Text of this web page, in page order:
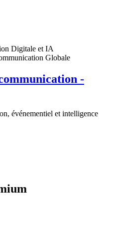
Digitale et IA
Globale
-
événementiel et intelligence